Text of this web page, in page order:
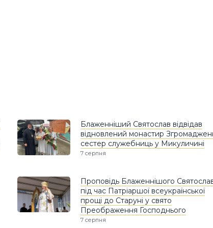
Блаженніший Святослав відвідав
відновлений монастир
сестер служебниць у Микуличині
7 серпня
Проповідь Блаженнішого
під час Патріаршої всеукраїнської
прощі до Старуні у свято
Преображення Господнього
7 серпня